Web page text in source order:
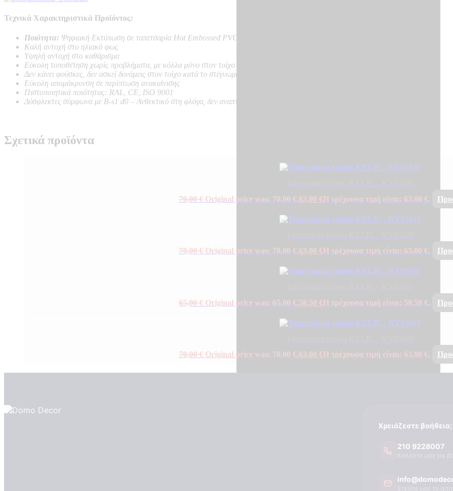
Τεχνικά Χαρακτηριστικά Προϊόντος:
Ποιότητα: Ψηφιακή Εκτύπωση σε ταπετσαρία Hot Embossed PVC on Vlies – Non Woven backing
Καλή αντοχή στο ηλιακό φως
Υψηλή αντοχή στο καθάρισμα
Εύκολη τοποθέτηση χωρίς προβλήματα, με κόλλα μόνο στον τοίχο
Δεν κάνει φούσκες, δεν ασκεί δυνάμεις στον τοίχο κατά το στέγνωμα
Εύκολη απομάκρυνση σε περίπτωση ανακαίνισης
Πιστοποιητικά ποιότητας: RAL, CE, ISO 9001
Δύσφλεκτες σύμφωνα με B-s1 d0 – Ανθεκτικό στη φλόγα, δεν αναπτύσσουν καπνό, δε δημιουργούν φλεγόμενα σωματίδια
Σχετικά προϊόντα
70,00€ Original price was: 70,00 €.63,00 €Η τρέχουσα τιμή είναι: 63,00 €.
70,00€ Original price was: 70,00 €.63,00 €Η τρέχουσα τιμή είναι: 63,00 €.
65,00€ Original price was: 65,00 €.58,50 €Η τρέχουσα τιμή είναι: 58,50 €.
70,00€ Original price was: 70,00 €.63,00 €Η τρέχουσα τιμή είναι: 63,00 €.
Χρειάζεστε βοήθεια;
210 9228007